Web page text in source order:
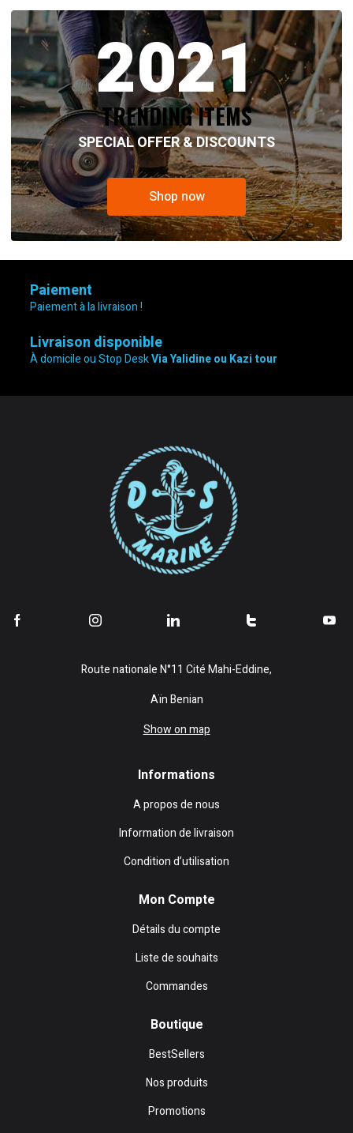
initial
était :
18,500.00 د.ج.
actuel
est :
13,800.00 د.ج.
était :
8,000.00 د.ج.
est :
2021
TRENDING ITEMS
SPECIAL OFFER & DISCOUNTS
Shop now
Paiement
Paiement à la livraison !
Livraison disponible
À domicile ou Stop DeskVia Yalidine ou Kazi tour
Route nationale N°11 Cité Mahi-Eddine,
Aïn Benian
Show on map
Informations
A propos de nous
Information de livraison
Condition d’utilisation
Mon Compte
Détails du compte
Liste de souhaits
Commandes
Boutique
BestSellers
Nos produits
Promotions